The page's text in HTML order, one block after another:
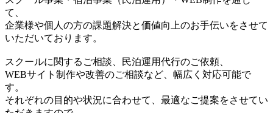
て、
企業様や個人の方の課題解決と価値向上のお手伝いをさせて
いただいております。
スクールに関するご相談、民泊運用代行のご依頼、
WEBサイト制作や改善のご相談など、幅広く対応可能で
す。
それぞれの目的や状況に合わせて、最適なご提案をさせてい